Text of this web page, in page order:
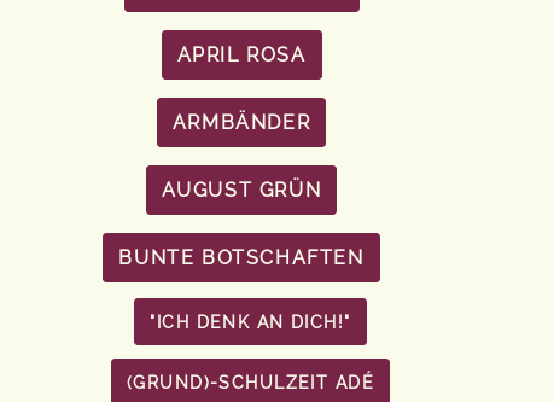
APRIL ROSA
ARMBÄNDER
AUGUST GRÜN
BUNTE BOTSCHAFTEN
"ICH DENK AN DICH!"
(GRUND)-SCHULZEIT ADÉ